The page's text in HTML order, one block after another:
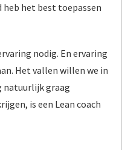
heb het best toepassen
nodig. En ervaring
Het vallen willen we in
natuurlijk graag
is een Lean coach